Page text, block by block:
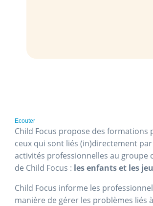
Ecouter
Child Focus propose des formations
ceux qui sont liés (in)directement
activités professionnelles au groupe
de Child Focus : les enfants et les
Child Focus informe les
manière de gérer les problèmes liés